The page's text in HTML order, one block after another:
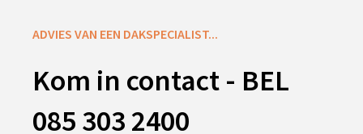
ADVIES VAN EEN DAKSPECIALIST...
Kom in contact - BEL
085 303 2400